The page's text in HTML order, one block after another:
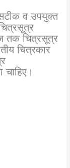
सटीक व उपयुक्त
तक चित्रसूत्र
चित्रकार